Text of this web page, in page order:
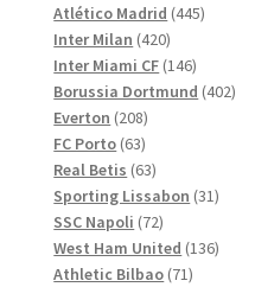
produkter
Atlético Madrid 445445
Inter Milan 420420
produkter
Inter Miami CF 146146
produkter
Borussia Dortmund 402402
Everton 208208
produkter
FC Porto 6363
produkter
Real Betis 6363
produkter
Sporting Lissabon 3131
SSC Napoli 7272
produkter
West Ham United 136136
Athletic Bilbao 7171